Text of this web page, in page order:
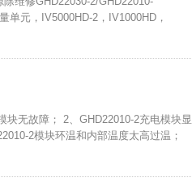
单元，IV5000HD-2，IV1000HD，
块无故障； 2、GHD22010-2充电模块显
2模块环温和内部温度太高过温；